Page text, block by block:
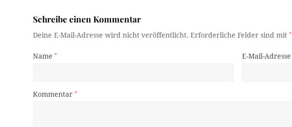
Schreibe einen Kommentar
Deine E-Mail-Adresse wird nicht veröffentlicht. Erforderliche Felder sind mit*
Name* E-Mail-Adresse
Kommentar*